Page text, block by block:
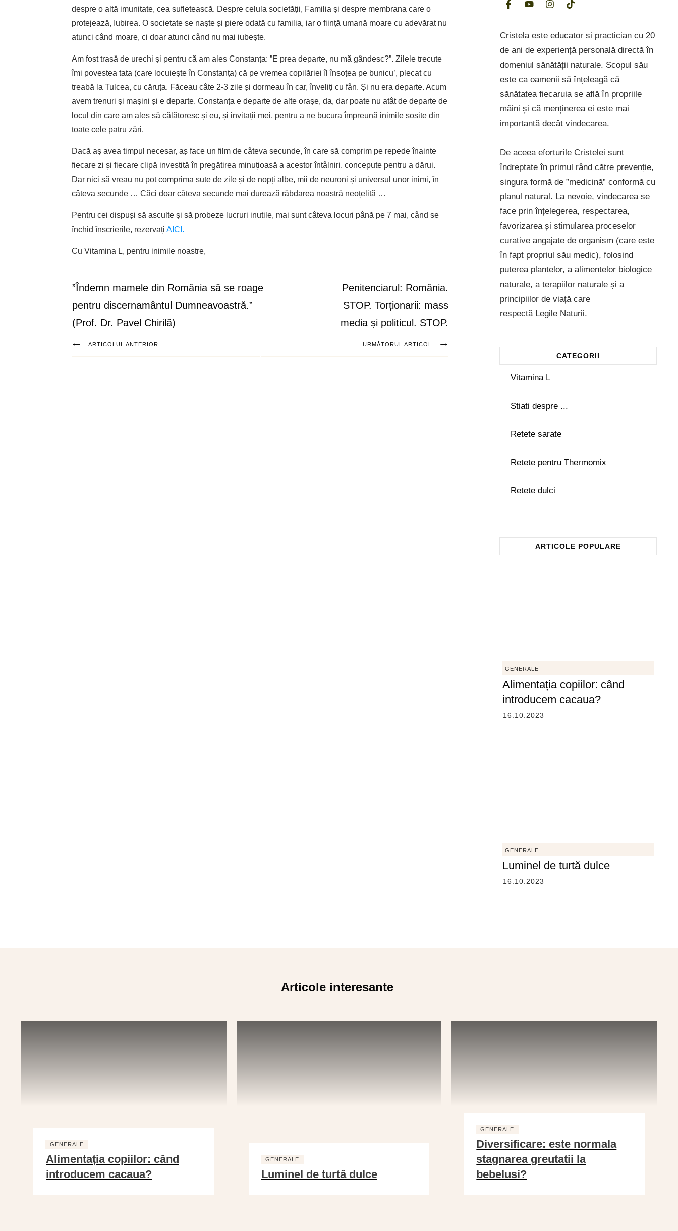
despre o altă imunitate, cea sufletească. Despre celula societății, Familia și despre membrana care o
protejează, Iubirea. O societate se naște și piere odată cu familia, iar o ființă umană moare cu adevărat nu
atunci când moare, ci doar atunci când nu mai iubește.
Am fost trasă de urechi și pentru că am ales Constanța: ”E prea departe, nu mă gândesc?”. Zilele trecute
îmi povestea tata (care locuiește în Constanța) că pe vremea copilăriei îl însoțea pe bunicu’, plecat cu
treabă la Tulcea, cu căruța. Făceau câte 2-3 zile și dormeau în car, înveliți cu fân. Și nu era departe. Acum
avem trenuri și mașini și e departe. Constanța e departe de alte orașe, da, dar poate nu atât de departe de
locul din care am ales să călătoresc și eu, și invitații mei, pentru a ne bucura împreună inimile sosite din
toate cele patru zări.
Dacă aș avea timpul necesar, aș face un film de câteva secunde, în care să comprim pe repede înainte
fiecare zi și fiecare clipă investită în pregătirea minuțioasă a acestor întâlniri, concepute pentru a dărui.
Dar nici să vreau nu pot comprima sute de zile și de nopți albe, mii de neuroni și universul unor inimi, în
câteva secunde … Căci doar câteva secunde mai durează răbdarea noastră neoțelită …
Pentru cei dispuși să asculte și să probeze lucruri inutile, mai sunt câteva locuri până pe 7 mai, când se
închid înscrierile, rezervați AICI.
Cu Vitamina L, pentru inimile noastre,
”Îndemn mamele din România să se roage
pentru discernamântul Dumneavoastră.”
(Prof. Dr. Pavel Chirilă)
Penitenciarul: România.
STOP. Torționarii: mass
media și politicul. STOP.
ARTICOLUL ANTERIOR URMĂTORUL ARTICOL
Cristela este educator și practician cu 20
de ani de experiență personală directă în
domeniul sănătății naturale. Scopul său
este ca oamenii să înțeleagă că
sănătatea fiecaruia se află în propriile
mâini și că menținerea ei este mai
importantă decât vindecarea.
De aceea eforturile Cristelei sunt
îndreptate în primul rând către prevenție,
singura formă de ”medicină” conformă cu
planul natural. La nevoie, vindecarea se
face prin înțelegerea, respectarea,
favorizarea și stimularea proceselor
curative angajate de organism (care este
în fapt propriul său medic), folosind
puterea plantelor, a alimentelor biologice
naturale, a terapiilor naturale și a
principiilor de viață care
respectă Legile Naturii.
CATEGORII
Vitamina L
Stiati despre ...
Retete sarate
Retete pentru Thermomix
Retete dulci
ARTICOLE POPULARE
GENERALE
Alimentația copiilor: când
introducem cacaua?
16.10.2023
GENERALE
Luminel de turtă dulce
16.10.2023
Articole interesante
GENERALE
Alimentația copiilor: când
introducem cacaua?
GENERALE
Luminel de turtă dulce
GENERALE
Diversificare: este normala
stagnarea greutatii la
bebelusi?